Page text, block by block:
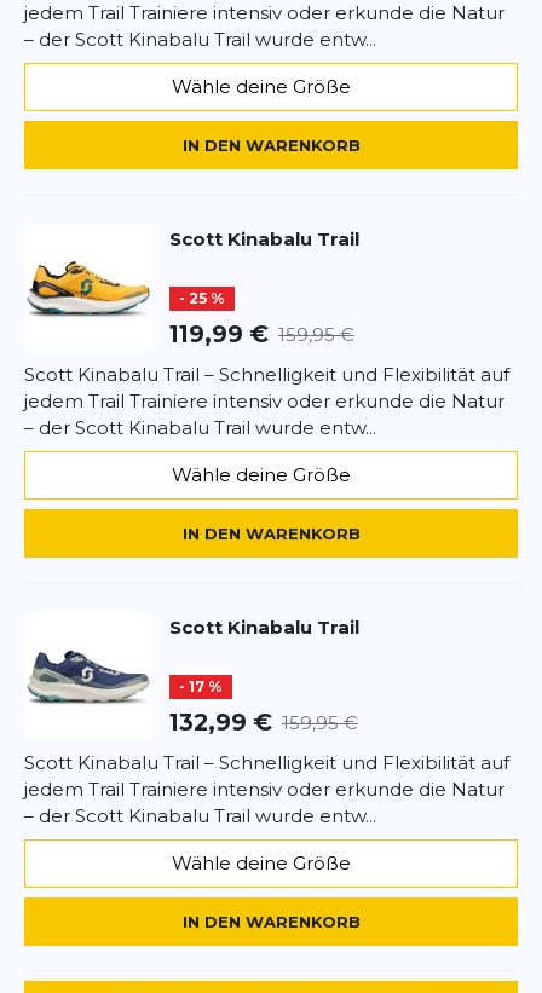
zum Erlebnis – egal, wie anspruchsvoll der Trail ist
oder welche Distanz vor dir liegt.
*Pflichtfelder
BEWERTUNG HINZUFÜGEN
Datenschutzbestimmungen undNutzungsbedingungen
jedem Trail Trainiere intensiv oder erkunde die Natur
– der Scott Kinabalu Trail wurde entw...
Wähle deine Größe
IN DEN WARENKORB
Scott Kinabalu Trail
- 25 %
119,99 € 159,95 €
Scott Kinabalu Trail – Schnelligkeit und Flexibilität auf
jedem Trail Trainiere intensiv oder erkunde die Natur
– der Scott Kinabalu Trail wurde entw...
Wähle deine Größe
IN DEN WARENKORB
Scott Kinabalu Trail
- 17 %
132,99 € 159,95 €
Scott Kinabalu Trail – Schnelligkeit und Flexibilität auf
jedem Trail Trainiere intensiv oder erkunde die Natur
– der Scott Kinabalu Trail wurde entw...
Wähle deine Größe
IN DEN WARENKORB